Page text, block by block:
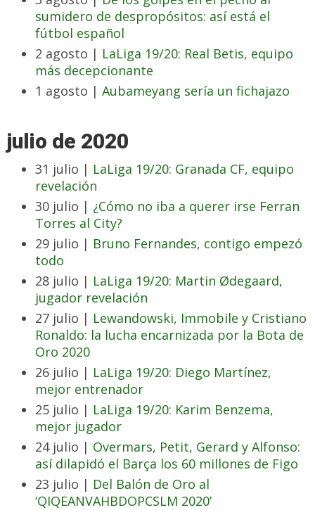
sumidero de despropósitos: así está el
fútbol español
2 agosto | LaLiga 19/20: Real Betis, equipo
más decepcionante
1 agosto | Aubameyang sería un fichajazo
julio de 2020
31 julio | LaLiga 19/20: Granada CF, equipo
revelación
30 julio | ¿Cómo no iba a querer irse Ferran
Torres al City?
29 julio | Bruno Fernandes, contigo empezó
todo
28 julio | LaLiga 19/20: Martin Ødegaard,
jugador revelación
27 julio | Lewandowski, Immobile y Cristiano
Ronaldo: la lucha encarnizada por la Bota de
Oro 2020
26 julio | LaLiga 19/20: Diego Martínez,
mejor entrenador
25 julio | LaLiga 19/20: Karim Benzema,
mejor jugador
24 julio | Overmars, Petit, Gerard y Alfonso:
así dilapidó el Barça los 60 millones de Figo
23 julio | Del Balón de Oro al
‘QIQEANVAHBDOPCSLM 2020’